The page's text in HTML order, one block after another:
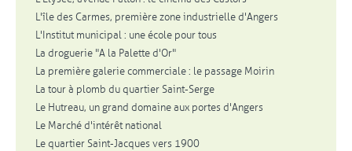
L'île des Carmes, première zone industrielle d'Angers
L'Institut municipal : une école pour tous
La droguerie "A la Palette d'Or"
La première galerie commerciale : le passage Moirin
La tour à plomb du quartier Saint-Serge
Le Hutreau, un grand domaine aux portes d'Angers
Le Marché d'intérêt national
Le quartier Saint-Jacques vers 1900